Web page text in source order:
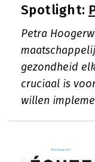
Spotlight:
Petra
gezondheid
cruciaal is
willen